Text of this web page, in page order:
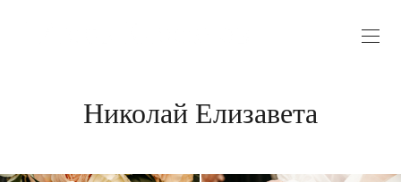
Николай Елизавета